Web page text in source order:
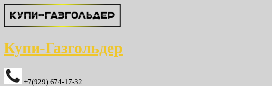
Купи-Газгольдер
+7(929) 674-17-32